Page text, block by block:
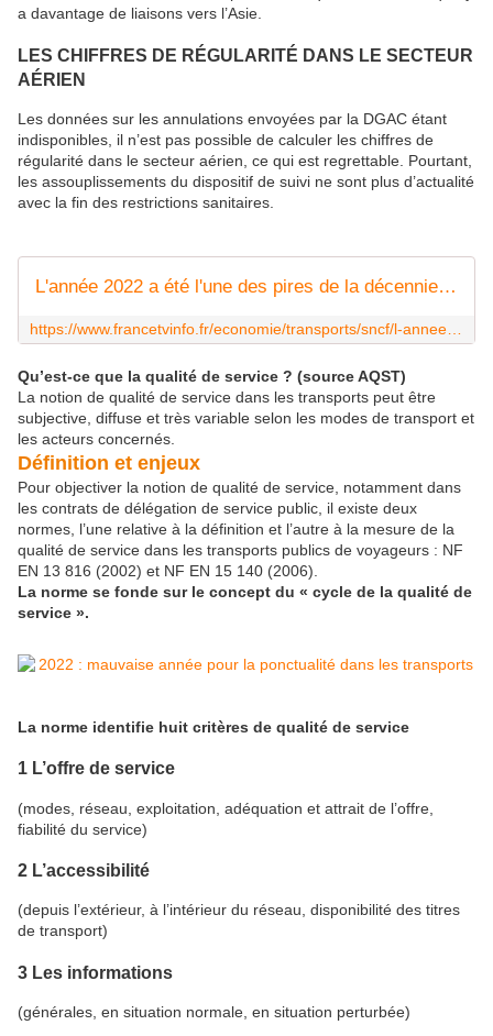
a davantage de liaisons vers l’Asie.
LES CHIFFRES DE RÉGULARITÉ DANS LE SECTEUR
AÉRIEN
Les données sur les annulations envoyées par la DGAC étant
indisponibles, il n’est pas possible de calculer les chiffres de
régularité dans le secteur aérien, ce qui est regrettable. Pourtant,
les assouplissements du dispositif de suivi ne sont plus d’actualité
avec la fin des restrictions sanitaires.
L'année 2022 a été l'une des pires de la décennie pour la ponctualité des TGV, des Intercités et des avions en France, selon un rapport
Qu’est-ce que la qualité de service ? (source AQST)
La notion de qualité de service dans les transports peut être
subjective, diffuse et très variable selon les modes de transport et
les acteurs concernés.
Définition et enjeux
Pour objectiver la notion de qualité de service, notamment dans
les contrats de délégation de service public, il existe deux
normes, l’une relative à la définition et l’autre à la mesure de la
qualité de service dans les transports publics de voyageurs : NF
EN 13 816 (2002) et NF EN 15 140 (2006).
La norme se fonde sur le concept du « cycle de la qualité de
service ».
La norme identifie huit critères de qualité de service
1 L’offre de service
(modes, réseau, exploitation, adéquation et attrait de l’offre,
fiabilité du service)
2 L’accessibilité
(depuis l’extérieur, à l’intérieur du réseau, disponibilité des titres
de transport)
3 Les informations
(générales, en situation normale, en situation perturbée)